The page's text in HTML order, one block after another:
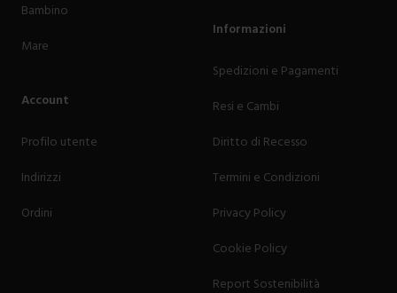
Bambino
Mare
Account
Profilo utente
Indirizzi
Ordini
Informazioni
Spedizioni e Pagamenti
Resi e Cambi
Diritto di Recesso
Termini e Condizioni
Privacy Policy
Cookie Policy
Report Sostenibilità